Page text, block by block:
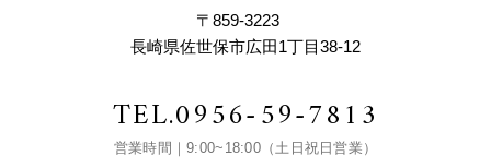
〒859-3223
長崎県佐世保市広田1丁目38-12
TEL.0956-59-7813
営業時間｜9:00~18:00（土日祝日営業）